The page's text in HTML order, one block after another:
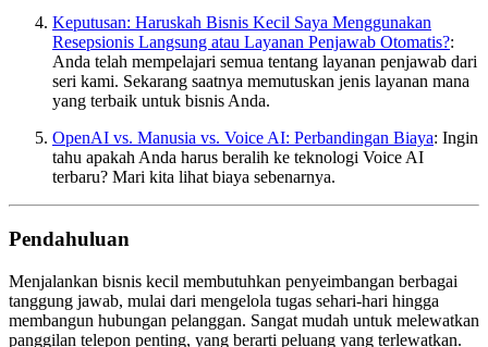
Keputusan: Haruskah Bisnis Kecil Saya Menggunakan
Resepsionis Langsung atau Layanan Penjawab Otomatis?:
Anda telah mempelajari semua tentang layanan penjawab dari
seri kami. Sekarang saatnya memutuskan jenis layanan mana
yang terbaik untuk bisnis Anda.
OpenAI vs. Manusia vs. Voice AI: Perbandingan Biaya: Ingin
tahu apakah Anda harus beralih ke teknologi Voice AI
terbaru? Mari kita lihat biaya sebenarnya.
Pendahuluan
Menjalankan bisnis kecil membutuhkan penyeimbangan berbagai
tanggung jawab, mulai dari mengelola tugas sehari-hari hingga
membangun hubungan pelanggan. Sangat mudah untuk melewatkan
panggilan telepon penting, yang berarti peluang yang terlewatkan.